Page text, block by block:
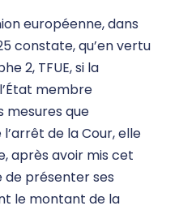
européenne, dans
constate, qu’en vertu
2, TFUE, si la
membre
mesures que
de la Cour, elle
après avoir mis cet
présenter ses
le montant de la